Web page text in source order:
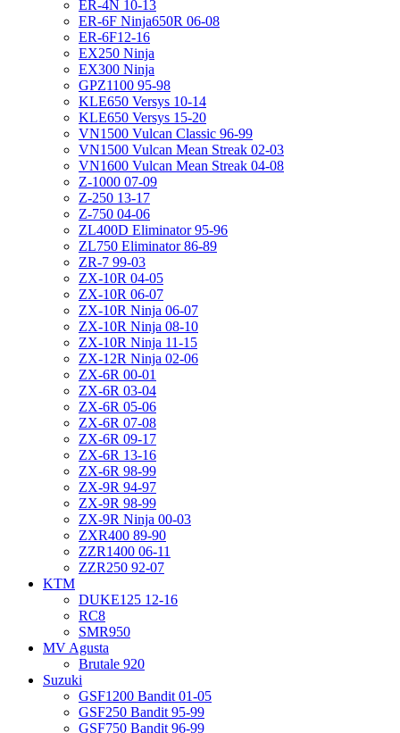
ER-4N 10-13
ER-6F Ninja650R 06-08
ER-6F12-16
EX250 Ninja
EX300 Ninja
GPZ1100 95-98
KLE650 Versys 10-14
KLE650 Versys 15-20
VN1500 Vulcan Classic 96-99
VN1500 Vulcan Mean Streak 02-03
VN1600 Vulcan Mean Streak 04-08
Z-1000 07-09
Z-250 13-17
Z-750 04-06
ZL400D Eliminator 95-96
ZL750 Eliminator 86-89
ZR-7 99-03
ZX-10R 04-05
ZX-10R 06-07
ZX-10R Ninja 06-07
ZX-10R Ninja 08-10
ZX-10R Ninja 11-15
ZX-12R Ninja 02-06
ZX-6R 00-01
ZX-6R 03-04
ZX-6R 05-06
ZX-6R 07-08
ZX-6R 09-17
ZX-6R 13-16
ZX-6R 98-99
ZX-9R 94-97
ZX-9R 98-99
ZX-9R Ninja 00-03
ZXR400 89-90
ZZR1400 06-11
ZZR250 92-07
KTM
DUKE125 12-16
RC8
SMR950
MV Agusta
Brutale 920
Suzuki
GSF1200 Bandit 01-05
GSF250 Bandit 95-99
GSF750 Bandit 96-99